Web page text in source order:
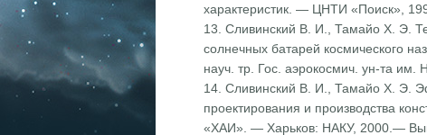
характеристик. — ЦНТИ «Поиск»,
13. Сливинский В. И., Тамайо X. Э.
солнечных батарей космического
науч. тр. Гос. аэрокосмич. ун-та
14. Сливинский В. И., Тамайо X. Э.
проектирования и производства
«ХАИ». — Харьков: НАКУ, 2000.—